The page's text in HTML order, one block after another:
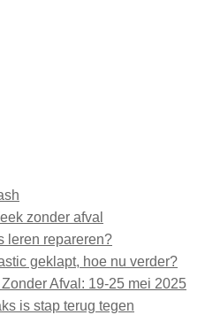
zonder afval
leren repareren?
geklapt, hoe nu verder?
Afval: 19-25 mei 2025
is stap terug tegen